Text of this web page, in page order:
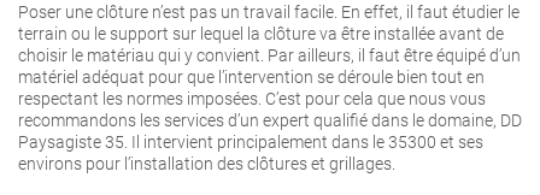
Poser une clôture n’est pas un travail facile. En effet, il faut étudier le
terrain ou le support sur lequel la clôture va être installée avant de
choisir le matériau qui y convient. Par ailleurs, il faut être équipé d’un
matériel adéquat pour que l’intervention se déroule bien tout en
respectant les normes imposées. C’est pour cela que nous vous
recommandons les services d’un expert qualifié dans le domaine, DD
Paysagiste 35. Il intervient principalement dans le 35300 et ses
environs pour l’installation des clôtures et grillages.